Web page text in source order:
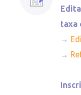
taxa
→
→